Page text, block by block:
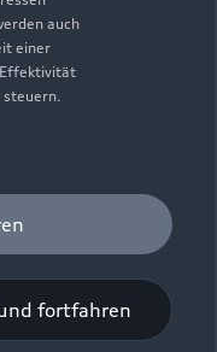
auch
einer
Effektivität
steuern.
fortfahren